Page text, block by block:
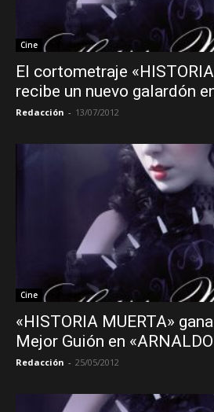
Cine
El cortometraje
recibe un nuevo galardón
Redacción - 13/07/2012
Cine
«HISTORIA MUERTA»
Mejor Guión en
Redacción - 25/05/2012